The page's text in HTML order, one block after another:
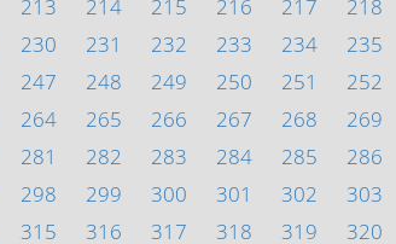
213 214 215 216 217 218
230 231 232 233 234 235
247 248 249 250 251 252
264 265 266 267 268 269
281 282 283 284 285 286
298 299 300 301 302 303
315 316 317 318 319 320